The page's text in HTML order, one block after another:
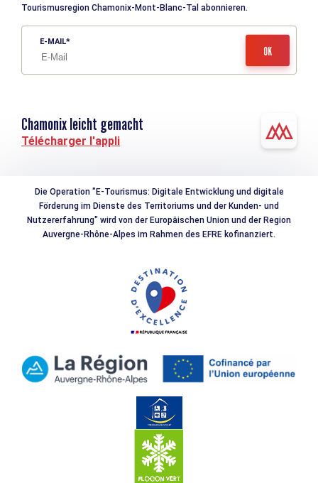
Tourismusregion Chamonix-Mont-Blanc-Tal abonnieren.
E-MAIL
Chamonix leicht gemacht
Télécharger l'appli
Die Operation "E-Tourismus: Digitale Entwicklung und digitale
Förderung im Dienste des Territoriums und der Kunden- und
Nutzererfahrung" wird von der Europäischen Union und der Region
Auvergne-Rhône-Alpes im Rahmen des EFRE kofinanziert.